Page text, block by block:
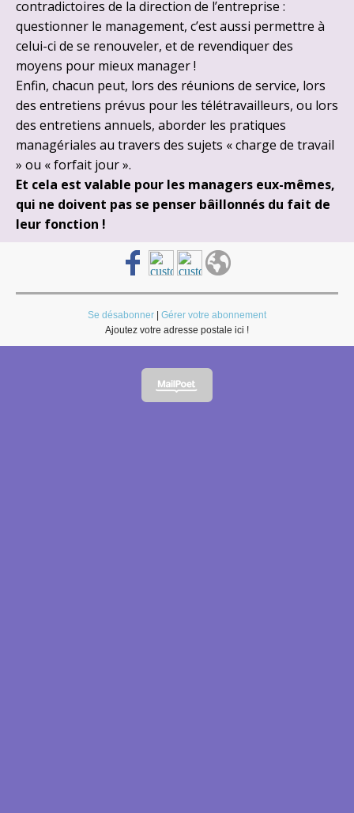
contradictoires de la direction de l’entreprise :
questionner le management, c’est aussi permettre à
celui-ci de se renouveler, et de revendiquer des
moyens pour mieux manager !
Enfin, chacun peut, lors des réunions de service, lors
des entretiens prévus pour les télétravailleurs, ou lors
des entretiens annuels, aborder les pratiques
managériales au travers des sujets « charge de travail
» ou « forfait jour ».
Et cela est valable pour les managers eux-mêmes,
qui ne doivent pas se penser bâillonnés du fait de
leur fonction !
Se désabonner
Gérer votre abonnement
Ajoutez votre adresse postale ici !